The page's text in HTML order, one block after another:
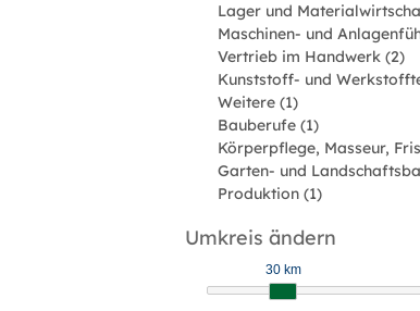
Lager und
Maschinen- und
Vertrieb im Handwerk (2)
Kunststoff- und
Weitere (1)
Bauberufe (1)
Körperpflege, Masseur,
Produktion (1)
Umkreis ändern
30 km